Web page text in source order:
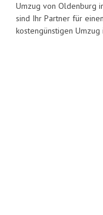
Umzug von Oldenburg
sind Ihr Partner für
kostengünstigen